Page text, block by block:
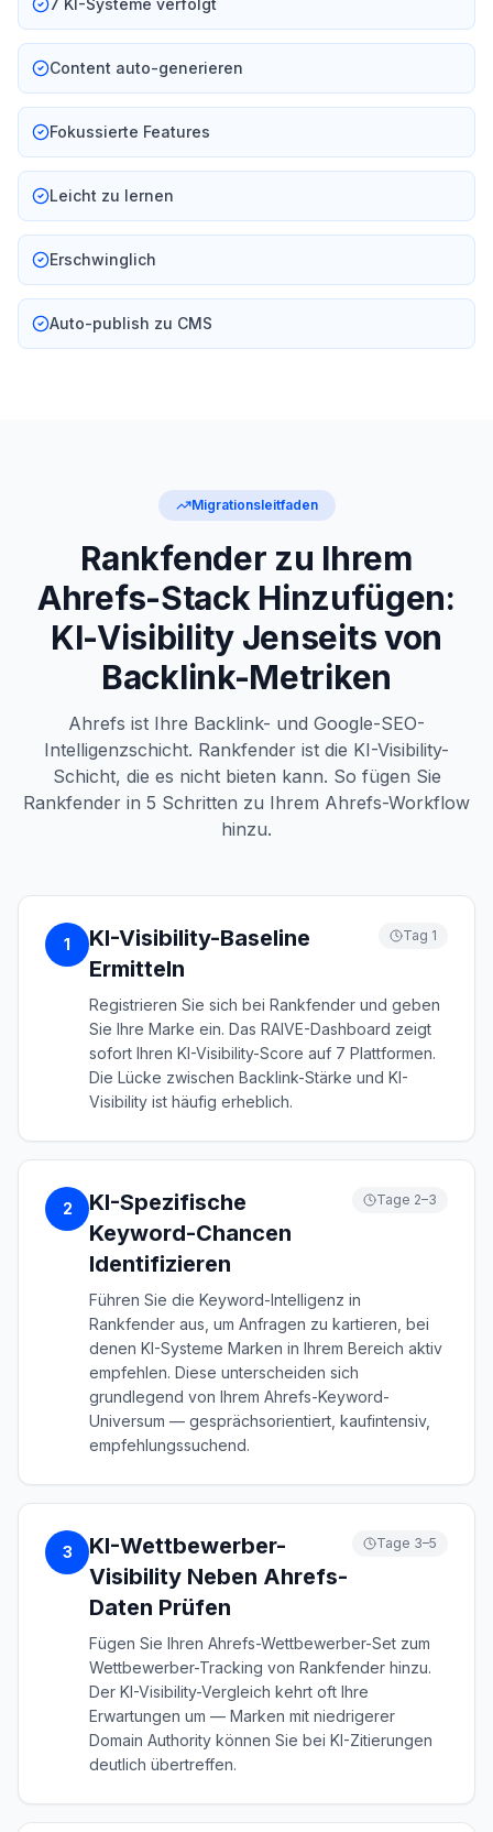
7 KI-Systeme verfolgt
Content auto-generieren
Fokussierte Features
Leicht zu lernen
Erschwinglich
Auto-publish zu CMS
Migrationsleitfaden
Rankfender zu Ihrem
Ahrefs-Stack Hinzufügen:
KI-Visibility Jenseits von
Backlink-Metriken
Ahrefs ist Ihre Backlink- und Google-SEO-
Intelligenzschicht. Rankfender ist die KI-Visibility-
Schicht, die es nicht bieten kann. So fügen Sie
Rankfender in 5 Schritten zu Ihrem Ahrefs-Workflow
hinzu.
1
KI-Visibility-Baseline
Ermitteln
Tag 1
Registrieren Sie sich bei Rankfender und geben
Sie Ihre Marke ein. Das RAIVE-Dashboard zeigt
sofort Ihren KI-Visibility-Score auf 7 Plattformen.
Die Lücke zwischen Backlink-Stärke und KI-
Visibility ist häufig erheblich.
2
KI-Spezifische
Keyword-Chancen
Identifizieren
Tage 2–3
Führen Sie die Keyword-Intelligenz in
Rankfender aus, um Anfragen zu kartieren, bei
denen KI-Systeme Marken in Ihrem Bereich aktiv
empfehlen. Diese unterscheiden sich
grundlegend von Ihrem Ahrefs-Keyword-
Universum — gesprächsorientiert, kaufintensiv,
empfehlungssuchend.
3
KI-Wettbewerber-
Visibility Neben Ahrefs-
Daten Prüfen
Tage 3–5
Fügen Sie Ihren Ahrefs-Wettbewerber-Set zum
Wettbewerber-Tracking von Rankfender hinzu.
Der KI-Visibility-Vergleich kehrt oft Ihre
Erwartungen um — Marken mit niedrigerer
Domain Authority können Sie bei KI-Zitierungen
deutlich übertreffen.